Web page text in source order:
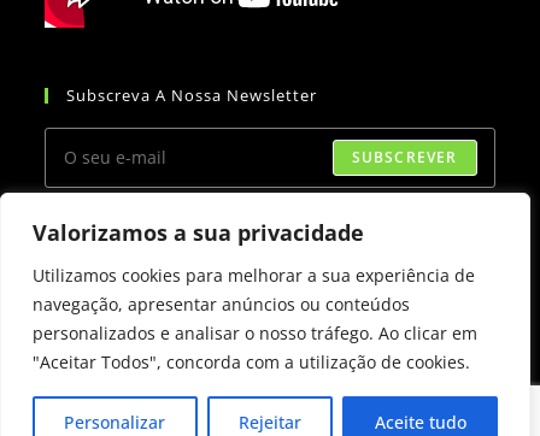
Valorizamos a sua privacidade
Utilizamos cookies para melhorar a sua experiência de
navegação, apresentar anúncios ou conteúdos
personalizados e analisar o nosso tráfego. Ao clicar em
"Aceitar Todos", concorda com a utilização de cookies.
Personalizar Rejeitar Aceite tudo
Subscreva A Nossa Newsletter
SUBSCREVER